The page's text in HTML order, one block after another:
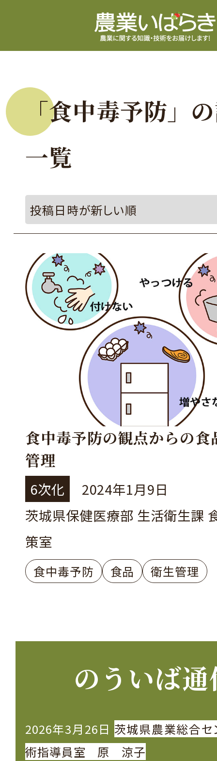
「食中毒予防」
一覧
食中毒予防の観点からの食
管理
6次化
2024年1月9日
茨城県保健医療部 生活衛生課
策室
食中毒予防 食品 衛生管理
のういば
2026年3月26日 茨城県農業総合セ
術指導員室 原 涼子